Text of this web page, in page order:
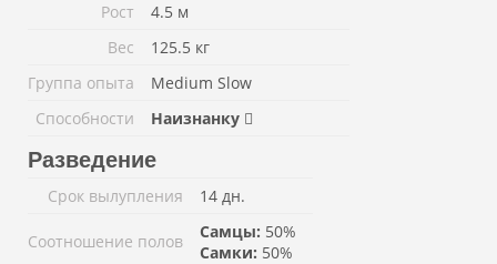
Рост
4.5 м
Вес
125.5 кг
Группа опыта
Medium Slow
Способности
Наизнанку
Разведение
Срок вылупления 14 дн.
Соотношение полов Самцы: 50%
Самки: 50%